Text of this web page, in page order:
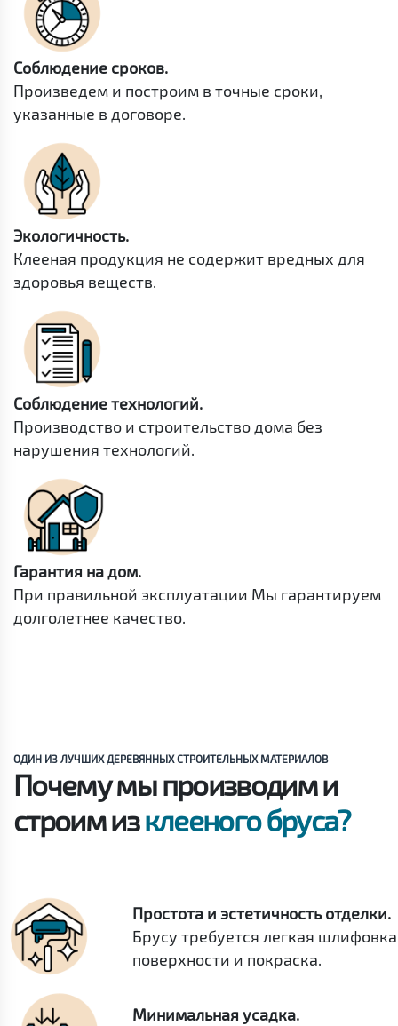
Соблюдение сроков.
Произведем и построим в точные сроки,
указанные в договоре.
Экологичность.
Клееная продукция не содержит вредных для
здоровья веществ.
Соблюдение технологий.
Производство и строительство дома без
нарушения технологий.
Гарантия на дом.
При правильной эксплуатации Мы гарантируем
долголетнее качество.
ОДИН ИЗ ЛУЧШИХ ДЕРЕВЯННЫХ СТРОИТЕЛЬНЫХ МАТЕРИАЛОВ
Почему мы производим и
строим изклееного бруса?
Простота и эстетичность отделки.
Брусу требуется легкая шлифовка
поверхности и покраска.
Минимальная усадка.